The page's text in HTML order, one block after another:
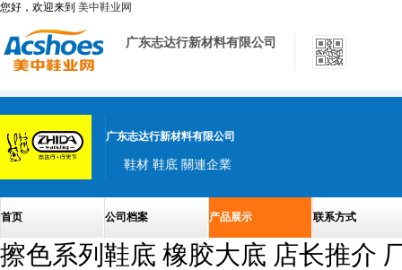
您好，欢迎来到 美中鞋业网
广东志达行新材料有限公司
广东志达行新材料有限公司
鞋材 鞋底 關連企業
首页 公司档案 产品展示 联系方式
擦色系列鞋底 橡胶大底 店长推介